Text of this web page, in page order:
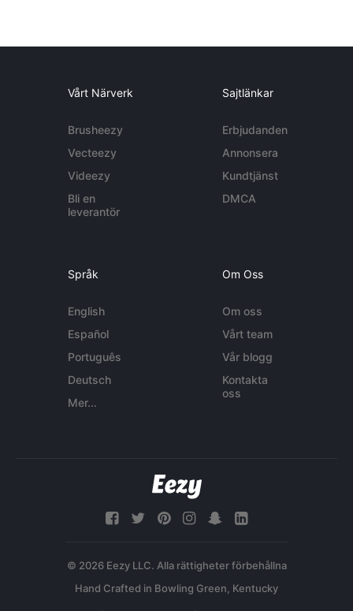
Vårt Närverk
Brusheezy
Vecteezy
Videezy
Bli en
leverantör
Sajtlänkar
Erbjudanden
Annonsera
Kundtjänst
DMCA
Språk
English
Español
Português
Deutsch
Mer...
Om Oss
Om oss
Vårt team
Vår blogg
Kontakta
oss
© 2026 Eezy LLC. Alla rättigheter förbehållna